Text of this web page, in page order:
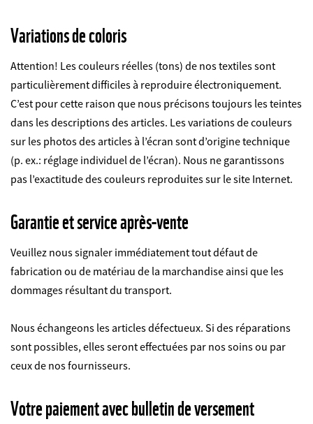
Variations de coloris
Attention! Les couleurs réelles (tons) de nos textiles sont
particulièrement difficiles à reproduire électroniquement.
C’est pour cette raison que nous précisons toujours les teintes
dans les descriptions des articles. Les variations de couleurs
sur les photos des articles à l’écran sont d’origine technique
(p. ex.: réglage individuel de l’écran). Nous ne garantissons
pas l’exactitude des couleurs reproduites sur le site Internet.
Garantie et service après-vente
Veuillez nous signaler immédiatement tout défaut de
fabrication ou de matériau de la marchandise ainsi que les
dommages résultant du transport.
Nous échangeons les articles défectueux. Si des réparations
sont possibles, elles seront effectuées par nos soins ou par
ceux de nos fournisseurs.
Votre paiement avec bulletin de versement